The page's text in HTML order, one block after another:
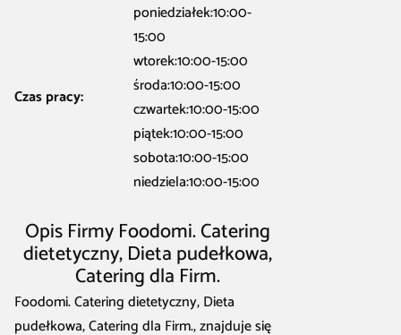
Czas pracy:
poniedziałek:10:00-
15:00
wtorek:10:00-15:00
środa:10:00-15:00
czwartek:10:00-15:00
piątek:10:00-15:00
sobota:10:00-15:00
niedziela:10:00-15:00
Opis Firmy Foodomi. Catering
dietetyczny, Dieta pudełkowa,
Catering dla Firm.
Foodomi. Catering dietetyczny, Dieta
pudełkowa, Catering dla Firm., znajduje się